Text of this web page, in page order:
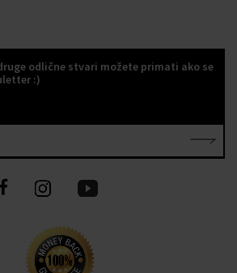
odlične stvari možete primati ako se
:)